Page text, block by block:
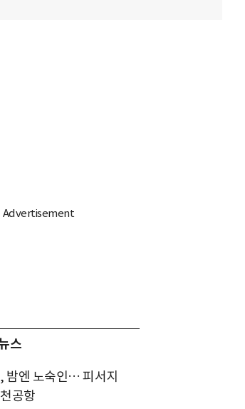
스
밤엔 노숙인… 피서지
공항